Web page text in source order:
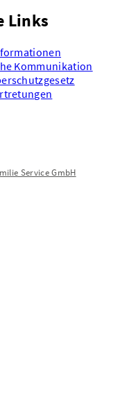
Links
Kommunikation
Service GmbH